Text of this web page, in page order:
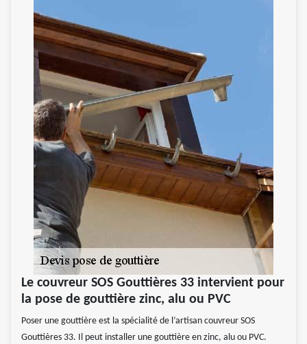
Le couvreur SOS Gouttières 33 intervient pour
la pose de gouttière zinc, alu ou PVC
Poser une gouttière est la spécialité de l’artisan couvreur SOS
Gouttières 33. Il peut installer une gouttière en zinc, alu ou PVC.